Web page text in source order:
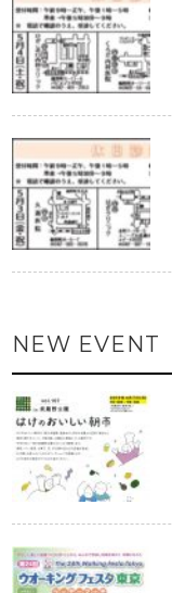
NEW EVENT